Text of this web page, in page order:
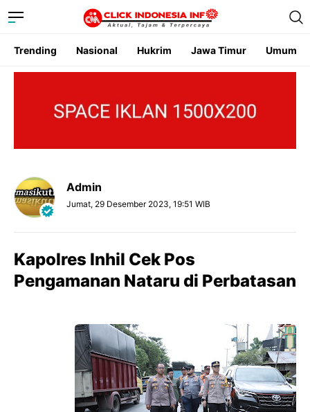
Trending Nasional Hukrim Jawa Timur Umum
Admin
Jumat, 29 Desember 2023, 19:51 WIB
Kapolres Inhil Cek Pos
Pengamanan Nataru di Perbatasan